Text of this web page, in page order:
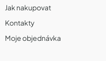
Jak nakupovat
Kontakty
Moje objednávka